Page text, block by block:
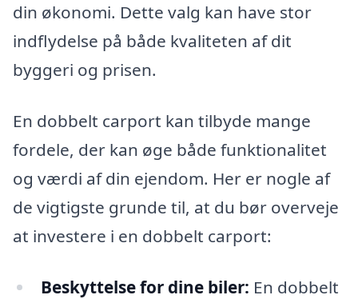
din økonomi. Dette valg kan have stor
indflydelse på både kvaliteten af dit
byggeri og prisen.
En dobbelt carport kan tilbyde mange
fordele, der kan øge både funktionalitet
og værdi af din ejendom. Her er nogle af
de vigtigste grunde til, at du bør overveje
at investere i en dobbelt carport:
Beskyttelse for dine biler: En dobbelt